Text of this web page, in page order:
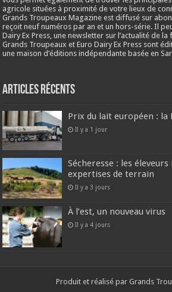
agricole situées à proximité de votre lieux de
Grands Troupeaux Magazine est diffusé sur
reçoit neuf numéros par an et un hors-série. Il
Dairy Ex Press, une newsletter sur l’actualité de
Grands Troupeaux et Euro Dairy Ex Press sont
une maison d’éditions indépendante basée en
Articles récents
Prix du lait européen : la
Il y a 1 jour
Sécheresse : les
expertises de terrain
Il y a 3 jours
À l’est, un nouveau virus
Il y a 4 jours
Produit et réalisé par Grands